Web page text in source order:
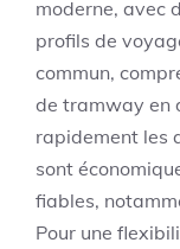
moderne, avec
profils de
commun,
de tramway en
rapidement les
sont
fiables,
Pour une